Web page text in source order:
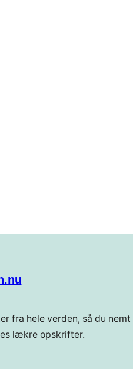
fra hele verden, så du
lækre opskrifter.